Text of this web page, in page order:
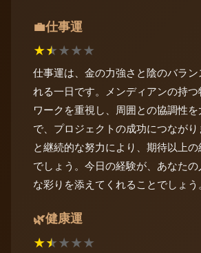
💼仕事運
★★★★★
仕事運は、金の力強さと陰のバラン
れる一日です。メンディアンの持
ワークを重視し、周囲との協調性を
で、プロジェクトの成功につなが
と継続的な努力により、期待以上
でしょう。今日の経験が、あなた
な彩りを添えてくれることでしょう
🌿健康運
★★★★★